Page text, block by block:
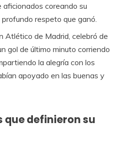
coreando su
respeto que ganó.
Atlético de Madrid, celebró de
gol de último minuto corriendo
la alegría con los
apoyado en las buenas y
definieron su